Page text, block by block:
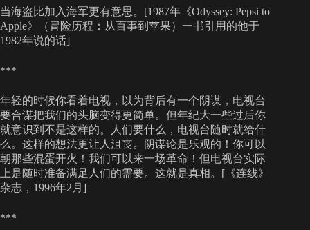
当海盗比加入海军更有意思。[1987年《Odyssey: Pepsi to
Apple》（冒险历程：从百事到苹果）一书引用的他于
1982年说的话]
***
年轻的时候你看着电视，以为背后有一个阴谋，电视台
要合谋把我们的头脑变得更简单。但年纪大一些过后你
就意识到不是这样的。人们要什么，电视台随时就给什
么。这样的想法更让人沮丧。阴谋论是乐观的！你可以
朝那些混蛋开火！我们可以来一场革命！但电视台实际
上是随时准备满足人们的需要。这就是真相。[《连线》
杂志，1996年2月]
***